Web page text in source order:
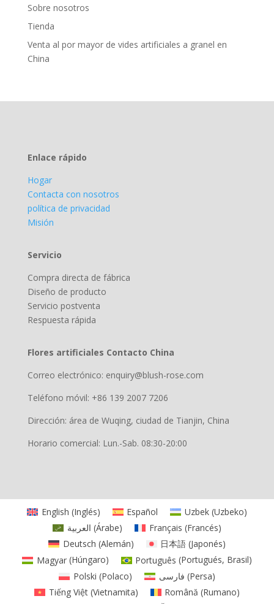
Sobre nosotros
Tienda
Venta al por mayor de vides artificiales a granel en
China
Enlace rápido
Hogar
Contacta con nosotros
política de privacidad
Misión
Servicio
Compra directa de fábrica
Diseño de producto
Servicio postventa
Respuesta rápida
Flores artificiales Contacto China
Correo electrónico: enquiry@blush-rose.com
Teléfono móvil: +86 139 2007 7206
Dirección: área de Wuqing, ciudad de Tianjin, China
Horario comercial: Lun.-Sab. 08:30-20:00
English (Inglés) Español Uzbek(Uzbeko)
العربية (Árabe) Français (Francés)
Deutsch (Alemán) 日本語 (Japonés)
Magyar(Húngaro) Português (Portugués, Brasil)
Polski (Polaco) فارسی (Persa)
Tiếng Việt(Vietnamita) Română (Rumano)